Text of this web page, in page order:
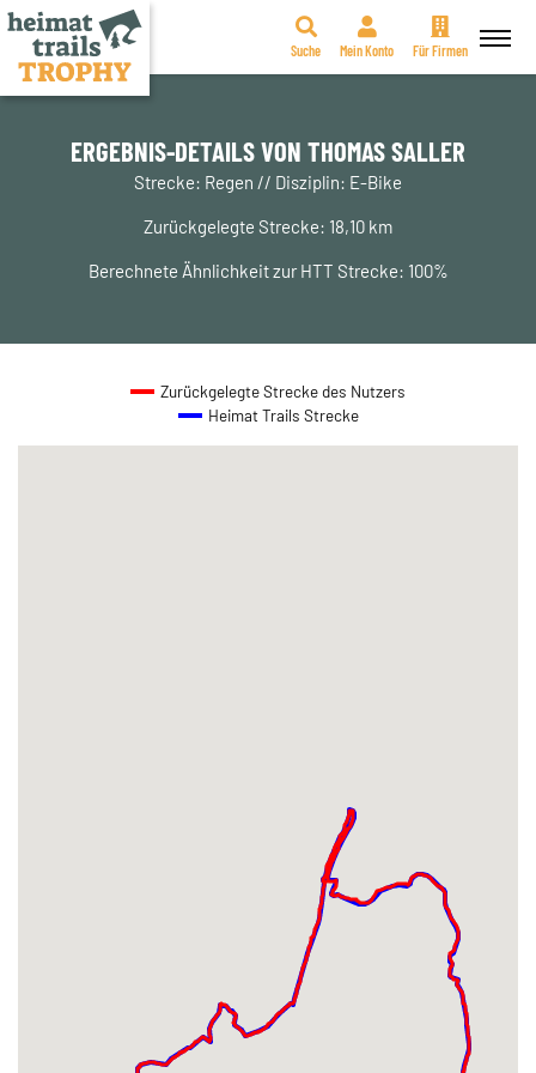
Zum
Suche Mein Konto Für Firmen
ERGEBNIS-DETAILS VON THOMAS SALLER
Strecke: Regen // Disziplin: E-Bike
Zurückgelegte Strecke: 18,10 km
Berechnete Ähnlichkeit zur HTT Strecke: 100%
Zurückgelegte Strecke des Nutzers
Heimat Trails Strecke